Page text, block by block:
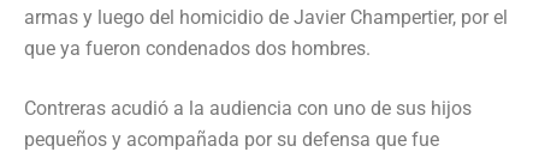
armas y luego del homicidio de Javier Champertier, por el
que ya fueron condenados dos hombres.
Contreras acudió a la audiencia con uno de sus hijos
pequeños y acompañada por su defensa que fue